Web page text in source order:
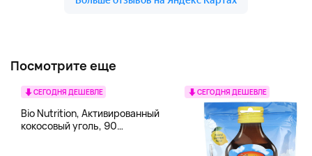
Посмотрите еще
СЕГОДНЯ ДЕШЕВЛЕ
Bio Nutrition, Активированный
кокосовый уголь, 90
СЕГОДНЯ ДЕШЕВЛЕ